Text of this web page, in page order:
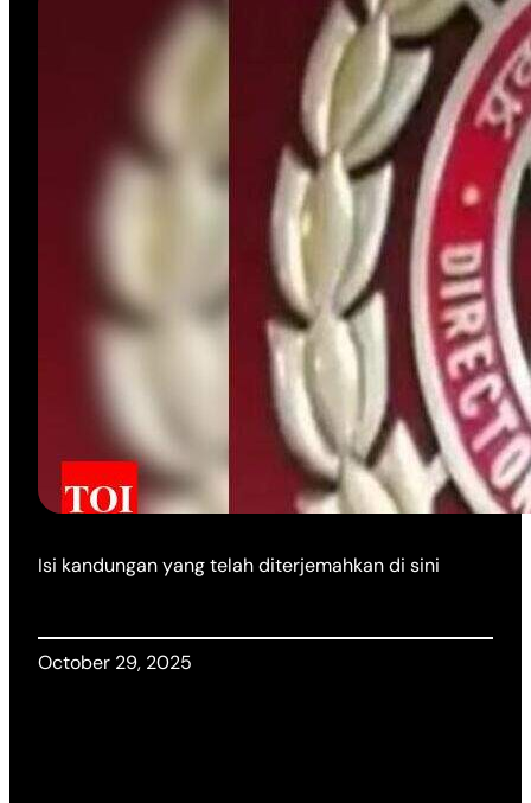
Isi kandungan yang telah diterjemahkan di sini
October 29, 2025